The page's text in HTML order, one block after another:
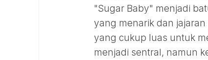
"Sugar Baby" menjadi
yang menarik dan
yang cukup luas untuk
menjadi sentral, namun